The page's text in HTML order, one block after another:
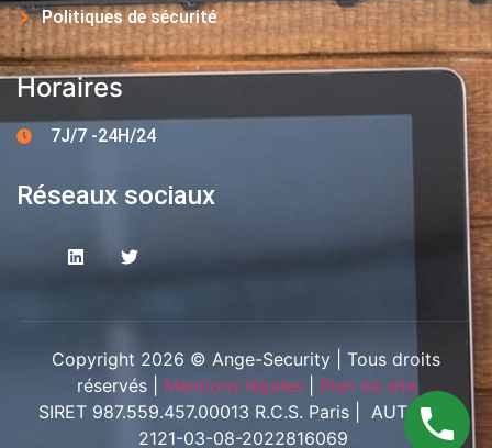
Politiques de sécurité
Horaires
7J/7 -24H/24
Réseaux sociaux
Copyright 2026 © Ange-Security | Tous droits
réservés | Mentions légales| Plan de site
SIRET 987.559.457.00013 R.C.S. Paris | AUT-094-
2121-03-08-2022816069